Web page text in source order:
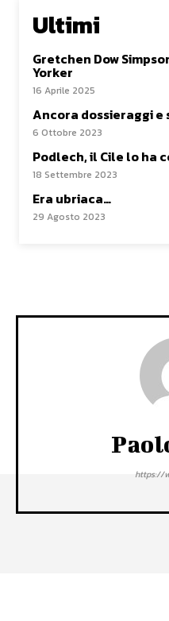
Ultimi
Gretchen Dow
Yorker
16 Aprile 2025
Ancora dossieraggi e
6 Ottobre 2023
Podlech, il Cile lo ha
18 Settembre 2023
Era ubriaca…
29 Agosto 2023
https://